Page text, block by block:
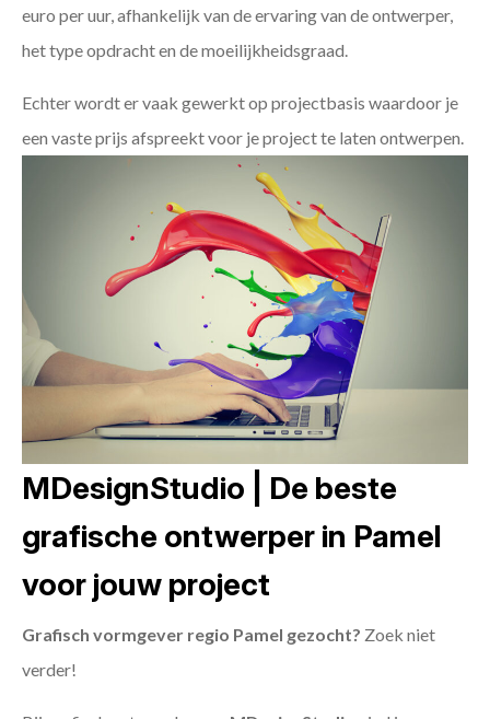
euro per uur, afhankelijk van de ervaring van de ontwerper,
het type opdracht en de moeilijkheidsgraad.
Echter wordt er vaak gewerkt op projectbasis waardoor je
een vaste prijs afspreekt voor je project te laten ontwerpen.
MDesignStudio | De beste
grafische ontwerper in Pamel
voor jouw project
Grafisch vormgever regio Pamel gezocht? Zoek niet
verder!